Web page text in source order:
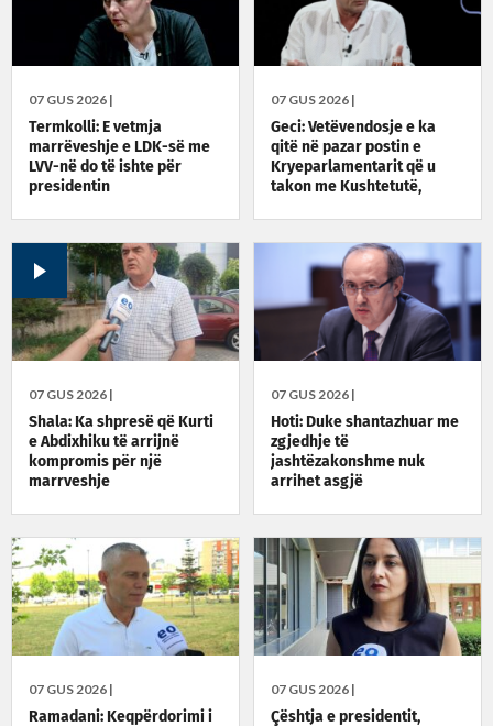
07 GUS 2026 |
Termkolli: E vetmja
marrëveshje e LDK-së me
LVV-në do të ishte për
presidentin
07 GUS 2026 |
Geci: Vetëvendosje e ka
qitë në pazar postin e
Kryeparlamentarit që u
takon me Kushtetutë,
07 GUS 2026 |
Shala: Ka shpresë që Kurti
e Abdixhiku të arrijnë
kompromis për një
marrveshje
07 GUS 2026 |
Hoti: Duke shantazhuar me
zgjedhje të
jashtëzakonshme nuk
arrihet asgjë
07 GUS 2026 |
Ramadani: Keqpërdorimi i
07 GUS 2026 |
Çështja e presidentit,